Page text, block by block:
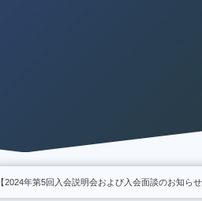
【2024年第5回入会説明会および入会面談のお知ら